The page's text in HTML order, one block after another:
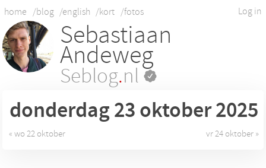
Log in
home /blog /english /kort /fotos
Sebastiaan
Andeweg
Seblog.nl
donderdag 23oktober 2025
« wo 22 oktober vr 24 oktober »